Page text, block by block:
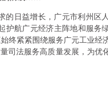
的日益增长，广元市利州区
护航广元经济主阵地和服务
终紧紧围绕服务广元工业经
司法服务高质量发展，为优